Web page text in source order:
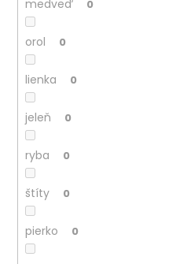
medveď 0
orol 0
lienka 0
jeleň 0
ryba 0
štíty 0
pierko 0